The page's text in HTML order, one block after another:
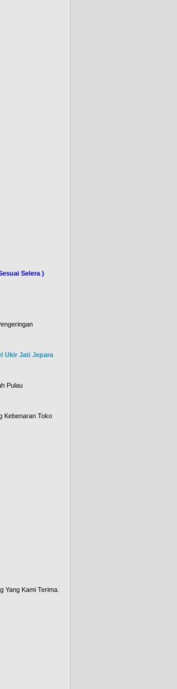
Sesuai Selera )
Ukir Jati Jepara
Pulau
Kebenaran Toko
Yang Kami Terima.